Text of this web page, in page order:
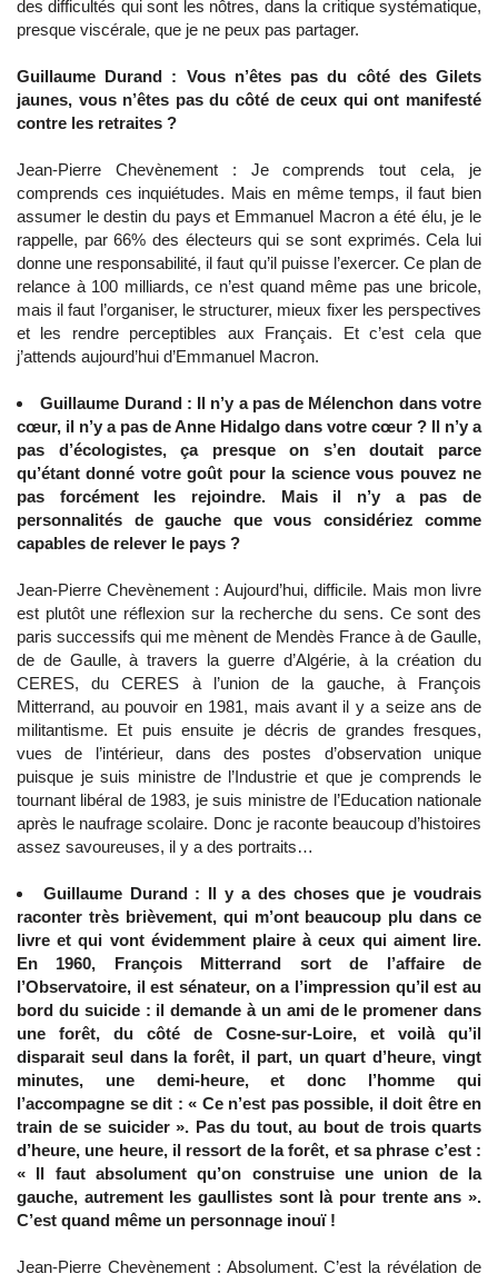
des difficultés qui sont les nôtres, dans la critique systématique,
presque viscérale, que je ne peux pas partager.
Guillaume Durand : Vous n’êtes pas du côté des Gilets
jaunes, vous n’êtes pas du côté de ceux qui ont manifesté
contre les retraites ?
Jean-Pierre Chevènement : Je comprends tout cela, je
comprends ces inquiétudes. Mais en même temps, il faut bien
assumer le destin du pays et Emmanuel Macron a été élu, je le
rappelle, par 66% des électeurs qui se sont exprimés. Cela lui
donne une responsabilité, il faut qu’il puisse l’exercer. Ce plan de
relance à 100 milliards, ce n’est quand même pas une bricole,
mais il faut l’organiser, le structurer, mieux fixer les perspectives
et les rendre perceptibles aux Français. Et c’est cela que
j’attends aujourd’hui d’Emmanuel Macron.
Guillaume Durand : Il n’y a pas de Mélenchon dans votre
cœur, il n’y a pas de Anne Hidalgo dans votre cœur ? Il n’y a
pas d’écologistes, ça presque on s’en doutait parce
qu’étant donné votre goût pour la science vous pouvez ne
pas forcément les rejoindre. Mais il n’y a pas de
personnalités de gauche que vous considériez comme
capables de relever le pays ?
Jean-Pierre Chevènement : Aujourd’hui, difficile. Mais mon livre
est plutôt une réflexion sur la recherche du sens. Ce sont des
paris successifs qui me mènent de Mendès France à de Gaulle,
de de Gaulle, à travers la guerre d’Algérie, à la création du
CERES, du CERES à l’union de la gauche, à François
Mitterrand, au pouvoir en 1981, mais avant il y a seize ans de
militantisme. Et puis ensuite je décris de grandes fresques,
vues de l’intérieur, dans des postes d’observation unique
puisque je suis ministre de l’Industrie et que je comprends le
tournant libéral de 1983, je suis ministre de l’Education nationale
après le naufrage scolaire. Donc je raconte beaucoup d’histoires
assez savoureuses, il y a des portraits…
Guillaume Durand : Il y a des choses que je voudrais
raconter très brièvement, qui m’ont beaucoup plu dans ce
livre et qui vont évidemment plaire à ceux qui aiment lire.
En 1960, François Mitterrand sort de l’affaire de
l’Observatoire, il est sénateur, on a l’impression qu’il est au
bord du suicide : il demande à un ami de le promener dans
une forêt, du côté de Cosne-sur-Loire, et voilà qu’il
disparait seul dans la forêt, il part, un quart d’heure, vingt
minutes, une demi-heure, et donc l’homme qui
l’accompagne se dit : « Ce n’est pas possible, il doit être en
train de se suicider ». Pas du tout, au bout de trois quarts
d’heure, une heure, il ressort de la forêt, et sa phrase c’est :
« Il faut absolument qu’on construise une union de la
gauche, autrement les gaullistes sont là pour trente ans ».
C’est quand même un personnage inouï !
Jean-Pierre Chevènement : Absolument. C’est la révélation de